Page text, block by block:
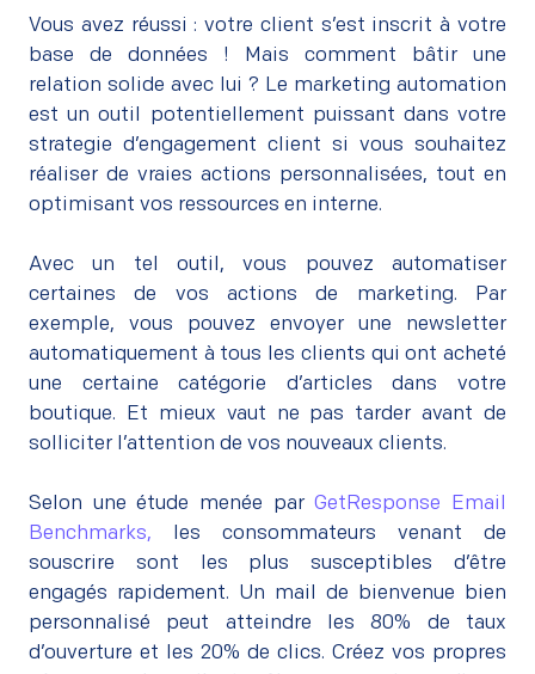
Vous avez réussi : votre client s’est inscrit à votre
base de données ! Mais comment bâtir une
relation solide avec lui ? Le marketing automation
est un outil potentiellement puissant dans votre
strategie d’engagement client si vous souhaitez
réaliser de vraies actions personnalisées, tout en
optimisant vos ressources en interne.
Avec un tel outil, vous pouvez automatiser
certaines de vos actions de marketing. Par
exemple, vous pouvez envoyer une newsletter
automatiquement à tous les clients qui ont acheté
une certaine catégorie d’articles dans votre
boutique. Et mieux vaut ne pas tarder avant de
solliciter l’attention de vos nouveaux clients.
Selon une étude menée parGetResponse Email
Benchmarks, les consommateurs venant de
souscrire sont les plus susceptibles d’être
engagés rapidement. Un mail de bienvenue bien
personnalisé peut atteindre les 80% de taux
d’ouverture et les 20% de clics. Créez vos propres